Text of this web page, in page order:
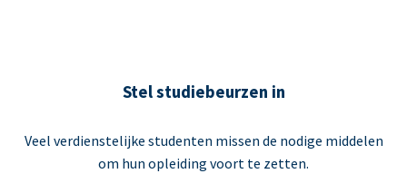
Stel studiebeurzen in
Veel verdienstelijke studenten missen de nodige middelen
om hun opleiding voort te zetten.